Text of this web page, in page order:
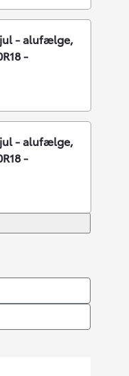
- alufælge,
-
- alufælge,
-